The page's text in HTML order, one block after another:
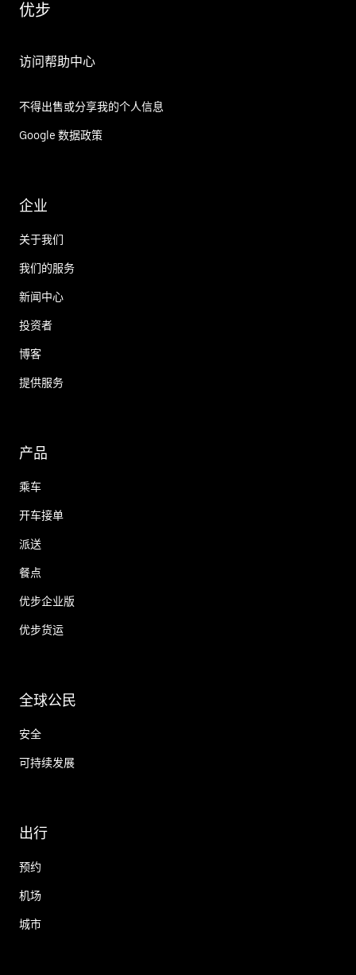
优步
访问帮助中心
不得出售或分享我的个人信息
Google 数据政策
企业
关于我们
我们的服务
新闻中心
投资者
博客
提供服务
产品
乘车
开车接单
派送
餐点
优步企业版
优步货运
全球公民
安全
可持续发展
出行
预约
机场
城市